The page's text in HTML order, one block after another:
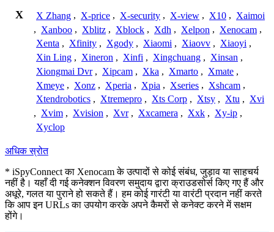
X X Zhang , X-price , X-security , X-view , X10 , Xaimoi
, Xanboo , Xblitz , Xblock , Xdh , Xelpon , Xenocam ,
Xenta , Xfinity , Xgody , Xiaomi , Xiaovv , Xiaoyi ,
Xin Ling , Xineron , Xinfi , Xingchuang , Xinsan ,
Xiongmai Dvr , Xipcam , Xka , Xmarto , Xmate ,
Xmeye , Xonz , Xperia , Xpia , Xseries , Xshcam ,
Xtendrobotics , Xtremepro , Xts Corp , Xtsy , Xtu , Xvi
, Xvim , Xvision , Xvr , Xxcamera , Xxk , Xy-ip ,
Xyclop
अधिक स्रोत
* iSpyConnect का Xenocam के उत्पादों से कोई संबंध, जुड़ाव या साहचर्य
नहीं है। यहाँ दी गई कनेक्शन विवरण समुदाय द्वारा क्राउडसोर्स किए गए हैं और
अधूरे, गलत या पुराने हो सकते हैं। हम कोई गारंटी या वारंटी प्रदान नहीं करते
कि आप इन URLs का उपयोग करके अपने कैमरों से कनेक्ट करने में सक्षम
होंगे।